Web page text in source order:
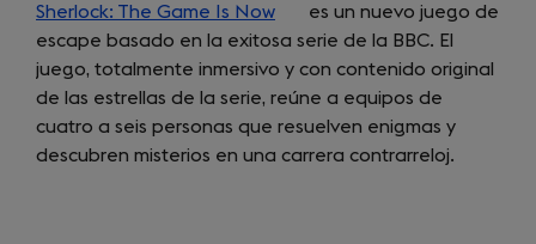
Sherlock: The Game Is Now (opens
in
a
new
tab)
es un nuevo juego de
escape basado en la exitosa serie de la BBC. El
juego, totalmente inmersivo y con contenido original
de las estrellas de la serie, reúne a equipos de
cuatro a seis personas que resuelven enigmas y
descubren misterios en una carrera contrarreloj.